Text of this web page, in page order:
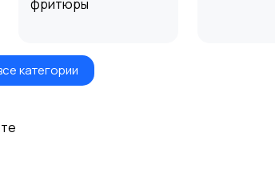
фритюры
Кухонные весы
категории